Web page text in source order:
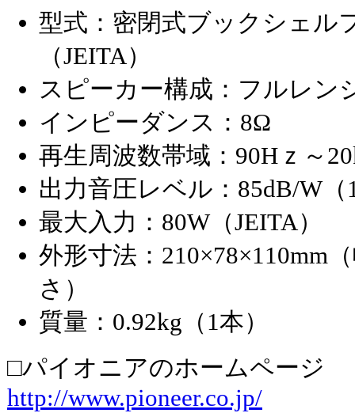
型式：密閉式ブックシェル
（JEITA）
スピーカー構成：フルレン
インピーダンス：8Ω
再生周波数帯域：90Hｚ～
出力音圧レベル：85dB/W（
最大入力：80W（JEITA）
外形寸法：210×78×110mm
さ）
質量：0.92kg（1本）
□パイオニアのホームページ
http://www.pioneer.co.jp/